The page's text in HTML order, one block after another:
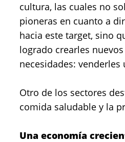
cultura, las cuales no
pioneras en cuanto a
hacia este target, sino
logrado crearles
necesidades:
Otro de los sectores
comida saludable y la
Una economía